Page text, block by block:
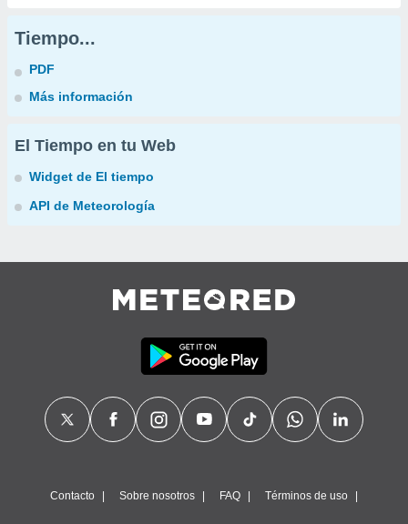
Tiempo...
PDF
Más información
El Tiempo en tu Web
Widget de El tiempo
API de Meteorología
Contacto Sobre nosotros FAQ Términos de uso